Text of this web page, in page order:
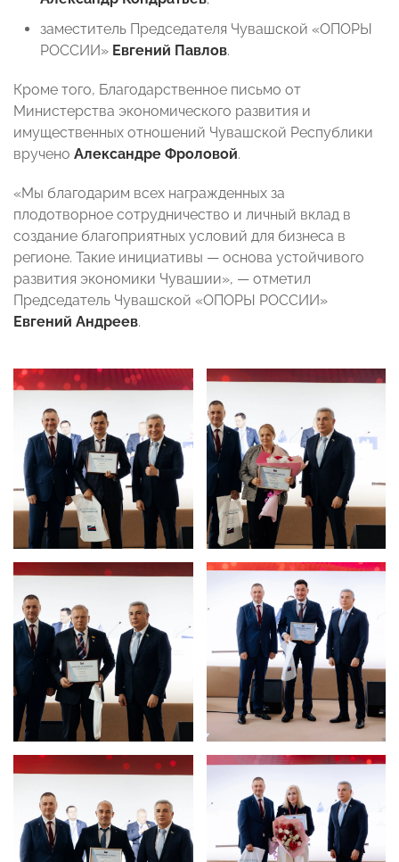
заместитель Председателя Чувашской «ОПОРЫ
РОССИИ» Евгений Павлов.
Кроме того, Благодарственное письмо от
Министерства экономического развития и
имущественных отношений Чувашской Республики
вручено Александре Фроловой.
«Мы благодарим всех награжденных за
плодотворное сотрудничество и личный вклад в
создание благоприятных условий для бизнеса в
регионе. Такие инициативы — основа устойчивого
развития экономики Чувашии», — отметил
Председатель Чувашской «ОПОРЫ РОССИИ»
Евгений Андреев.